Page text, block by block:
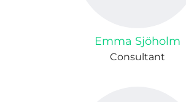
Emma Sjöholm
Consultant